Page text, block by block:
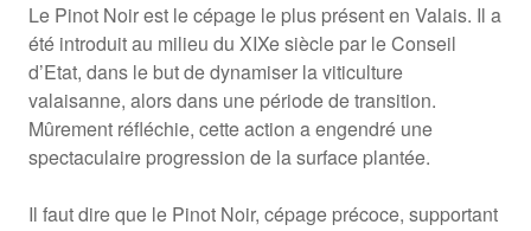
Le Pinot Noir est le cépage le plus présent en Valais. Il a
été introduit au milieu du XIXe siècle par le Conseil
d’Etat, dans le but de dynamiser la viticulture
valaisanne, alors dans une période de transition.
Mûrement réfléchie, cette action a engendré une
spectaculaire progression de la surface plantée.
Il faut dire que le Pinot Noir, cépage précoce, supportant